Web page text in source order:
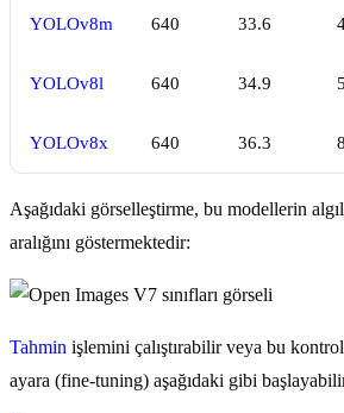
YOLOv8m 640 33.6
YOLOv8l 640 34.9
YOLOv8x 640 36.3
Aşağıdaki görselleştirme, bu modellerin
aralığını göstermektedir:
Tahmin işlemini çalıştırabilir veya bu
ayara (fine-tuning) aşağıdaki gibi